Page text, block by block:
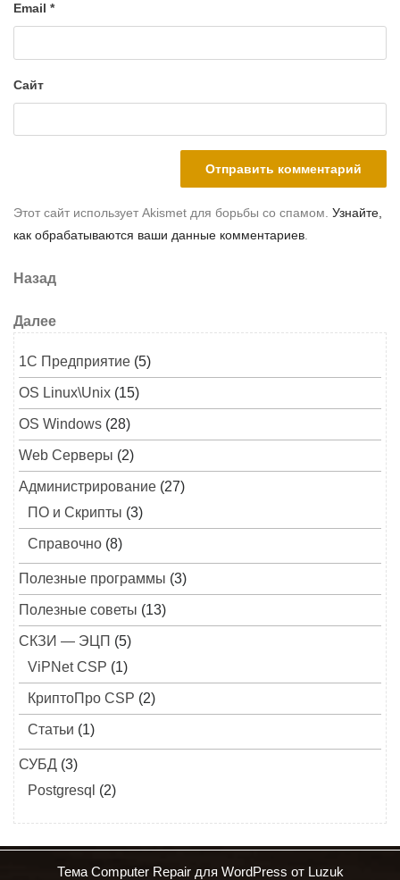
Email *
Сайт
Этот сайт использует Akismet для борьбы со спамом. Узнайте,
как обрабатываются ваши данные комментариев.
Навигация по записям
Предыдущая запись
Назад
Следующая запись
Далее
1C Предприятие (5)
OS Linux\Unix (15)
OS Windows (28)
Web Серверы (2)
Администрирование (27)
ПО и Скрипты (3)
Справочно (8)
Полезные программы (3)
Полезные советы (13)
СКЗИ — ЭЦП (5)
ViPNet CSP (1)
КриптоПро CSP (2)
Статьи (1)
СУБД (3)
Postgresql (2)
Тема Computer Repair для WordPress от Luzuk